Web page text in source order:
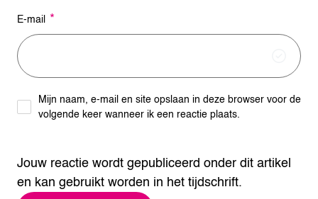
Jouw reactie wordt gepubliceerd onder dit artikel
en kan gebruikt worden in het tijdschrift.
E-mail *
Mijn naam, e-mail en site opslaan in deze browser voor de
volgende keer wanneer ik een reactie plaats.